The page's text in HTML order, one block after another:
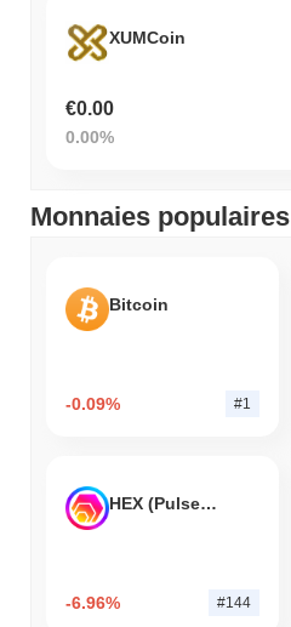
XUMCoin
€0.00
0.00%
Monnaies populaires
Bitcoin
-0.09% #1
HEX (Pulsechain)
-6.96% #144